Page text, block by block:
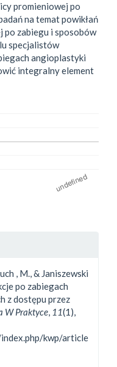
promieniowej po
na temat powikłań
po zabiegu i sposobów
specjalistów
angioplastyki
integralny element
, M., & Janiszewski
po zabiegach
z dostępu przez
W Praktyce, 11(1),
kwp/article